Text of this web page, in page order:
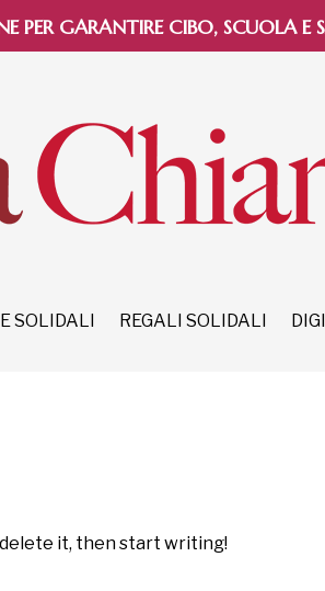
GARANTIRE CIBO, SCUOLA
SOLIDALI REGALI SOLIDALI
it, then start writing!